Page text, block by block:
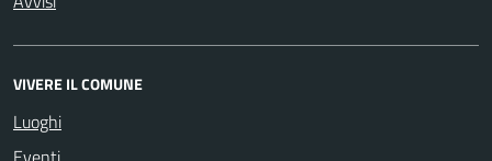
VIVERE IL COMUNE
Luoghi